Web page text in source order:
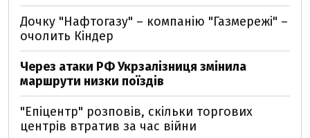
Дочку "Нафтогазу" – компанію "Газмережі" –
очолить Кіндер
Через атаки РФ Укрзалізниця змінила
маршрути низки поїздів
"Епіцентр" розповів, скільки торгових
центрів втратив за час війни